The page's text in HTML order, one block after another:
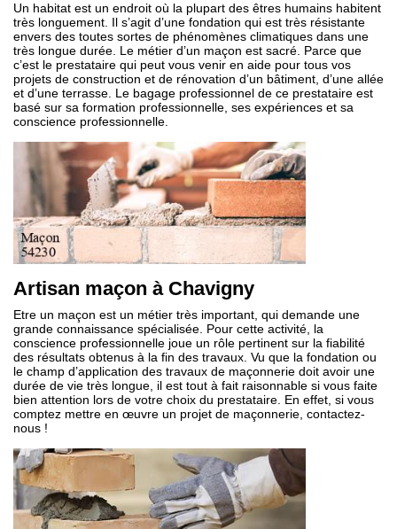
Un habitat est un endroit où la plupart des êtres humains habitent
très longuement. Il s’agit d’une fondation qui est très résistante
envers des toutes sortes de phénomènes climatiques dans une
très longue durée. Le métier d’un maçon est sacré. Parce que
c’est le prestataire qui peut vous venir en aide pour tous vos
projets de construction et de rénovation d’un bâtiment, d’une allée
et d’une terrasse. Le bagage professionnel de ce prestataire est
basé sur sa formation professionnelle, ses expériences et sa
conscience professionnelle.
Artisan maçon à Chavigny
Etre un maçon est un métier très important, qui demande une
grande connaissance spécialisée. Pour cette activité, la
conscience professionnelle joue un rôle pertinent sur la fiabilité
des résultats obtenus à la fin des travaux. Vu que la fondation ou
le champ d’application des travaux de maçonnerie doit avoir une
durée de vie très longue, il est tout à fait raisonnable si vous faite
bien attention lors de votre choix du prestataire. En effet, si vous
comptez mettre en œuvre un projet de maçonnerie, contactez-
nous !